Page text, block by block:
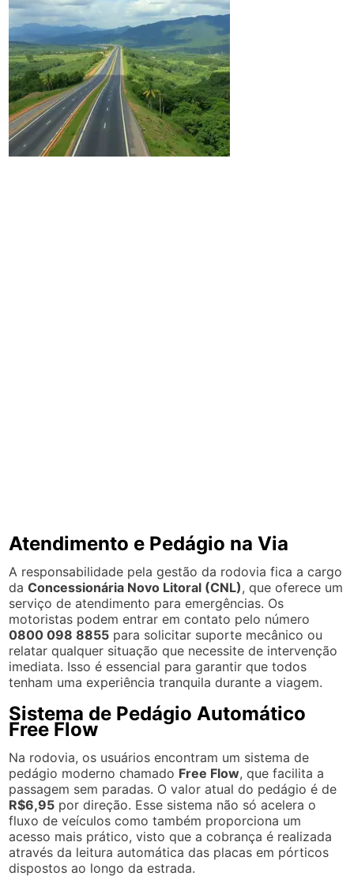
Atendimento e Pedágio na Via
A responsabilidade pela gestão da rodovia fica a cargo
daConcessionária Novo Litoral (CNL), que oferece um
serviço de atendimento para emergências. Os
motoristas podem entrar em contato pelo número
0800 098 8855 para solicitar suporte mecânico ou
relatar qualquer situação que necessite de intervenção
imediata. Isso é essencial para garantir que todos
tenham uma experiência tranquila durante a viagem.
Sistema de Pedágio Automático
Free Flow
Na rodovia, os usuários encontram um sistema de
pedágio moderno chamado Free Flow, que facilita a
passagem sem paradas. O valor atual do pedágio é de
R$6,95 por direção. Esse sistema não só acelera o
fluxo de veículos como também proporciona um
acesso mais prático, visto que a cobrança é realizada
através da leitura automática das placas em pórticos
dispostos ao longo da estrada.